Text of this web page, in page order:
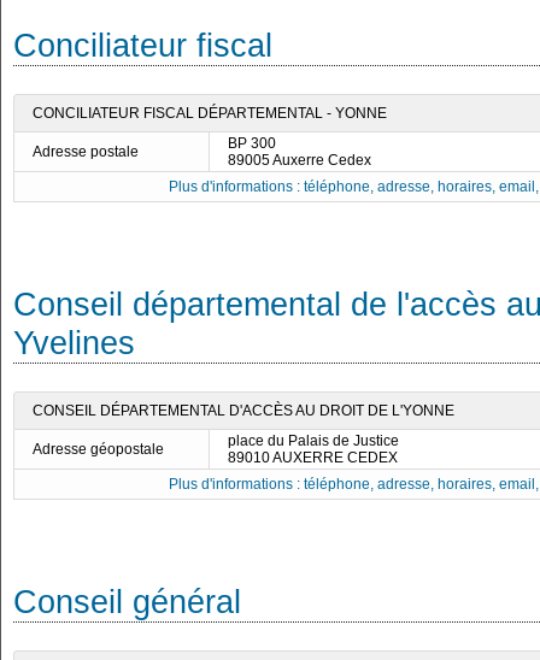
Conciliateur fiscal
CONCILIATEUR FISCAL DÉPARTEMENTAL - YONNE
Adresse postale
BP 300
89005 Auxerre Cedex
Plus d'informations : téléphone, adresse, horaires,
Conseil départemental de l'accès
Yvelines
CONSEIL DÉPARTEMENTAL D'ACCÈS AU DROIT DE L'YONNE
Adresse géopostale
place du Palais de Justice
89010 AUXERRE CEDEX
Plus d'informations : téléphone, adresse, horaires,
Conseil général